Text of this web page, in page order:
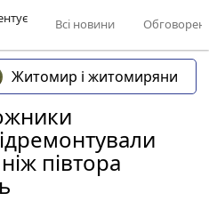
Всі новини
Житомир і житомиряни
півтора